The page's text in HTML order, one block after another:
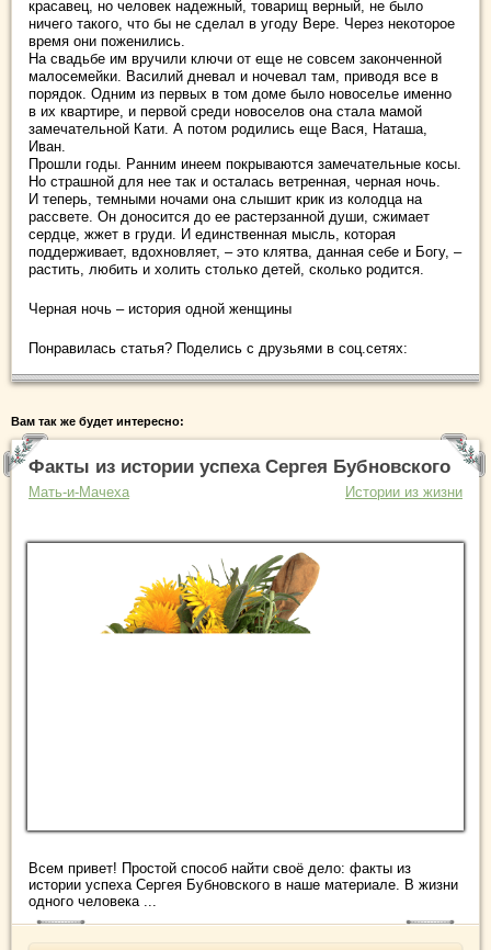
красавец, но человек надежный, товарищ верный, не было
ничего такого, что бы не сделал в угоду Вере. Через некоторое
время они поженились.
На свадьбе им вручили ключи от еще не совсем законченной
малосемейки. Василий дневал и ночевал там, приводя все в
порядок. Одним из первых в том доме было новоселье именно
в их квартире, и первой среди новоселов она стала мамой
замечательной Кати. А потом родились еще Вася, Наташа,
Иван.
Прошли годы. Ранним инеем покрываются замечательные косы.
Но страшной для нее так и осталась ветренная, черная ночь.
И теперь, темными ночами она слышит крик из колодца на
рассвете. Он доносится до ее растерзанной души, сжимает
сердце, жжет в груди. И единственная мысль, которая
поддерживает, вдохновляет, – это клятва, данная себе и Богу, –
растить, любить и холить столько детей, сколько родится.
Черная ночь – история одной женщины
Понравилась статья? Поделись с друзьями в соц.сетях:
Вам так же будет интересно:
Факты из истории успеха Сергея Бубновского
Мать-и-Мачеха Истории из жизни
Всем привет! Простой способ найти своё дело: факты из
истории успеха Сергея Бубновского в наше материале. В жизни
одного человека ...